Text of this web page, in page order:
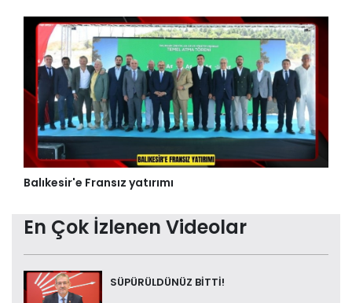
Balıkesir'e Fransız yatırımı
En Çok İzlenen Videolar
SÜPÜRÜLDÜNÜZ BİTTİ!